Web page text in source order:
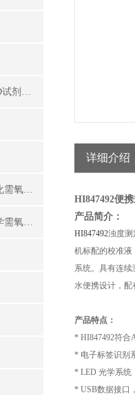
德国罗威邦试剂/LOVIBOND试剂/罗威邦试剂
BOD测定仪/BOD分析仪/生化需氧量测定仪
COD测定仪/COD分析仪/化学需氧量测定仪
详细介绍
HI847492便
产品简介：
HI847492浊度测
机标配的校准液
系统。具有连
水便携设计，配
产品特点：
* HI847492符合
* 电子标签识别
* LED 光学系统
* USB数据接口